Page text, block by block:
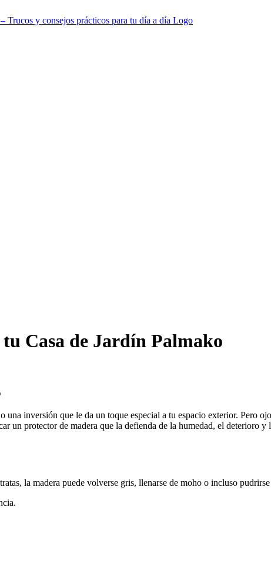
Casa de Jardín Palmako
inversión que le da un toque especial a tu espacio exterior. Pero
un protector de madera que la defienda de la humedad, el deterioro
la madera puede volverse gris, llenarse de moho o incluso